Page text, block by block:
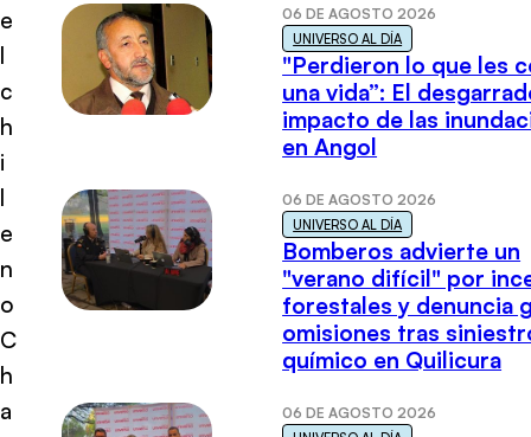
e
l
c
h
i
l
e
n
o
C
h
a
06 DE AGOSTO 2026
UNIVERSO AL DÍA
"Perdieron lo que les
una vida”: El
impacto de las
en Angol
06 DE AGOSTO 2026
UNIVERSO AL DÍA
Bomberos advierte un
"verano difícil" por
forestales y denuncia
omisiones tras
químico en Quilicura
06 DE AGOSTO 2026